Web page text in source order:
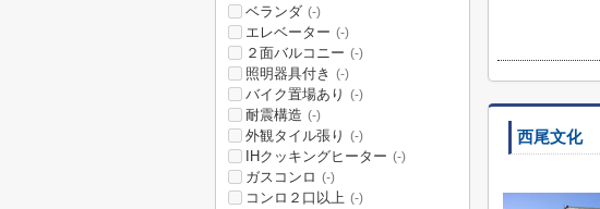
西尾文化
ベランダ (-)
エレベーター (-)
２面バルコニー (-)
照明器具付き (-)
バイク置場あり (-)
耐震構造 (-)
外観タイル張り (-)
IHクッキングヒーター (-)
ガスコンロ (-)
コンロ２口以上 (-)